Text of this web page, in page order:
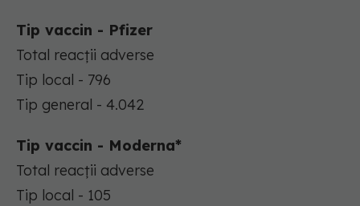
Tip vaccin - Pfizer
Total reacții adverse
Tip local - 796
Tip general - 4.042
Tip vaccin - Moderna*
Total reacții adverse
Tip local - 105